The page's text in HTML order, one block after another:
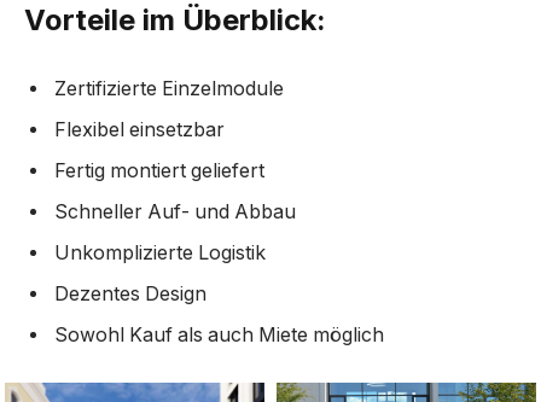
Vorteile im Überblick:
Zertifizierte Einzelmodule
Flexibel einsetzbar
Fertig montiert geliefert
Schneller Auf- und Abbau
Unkomplizierte Logistik
Dezentes Design
Sowohl Kauf als auch Miete möglich